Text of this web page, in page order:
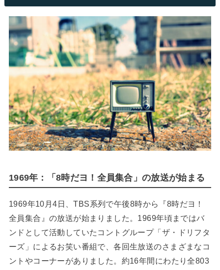
1969年：「8時だヨ！全員集合」の放送が始まる
1969年10月4日、TBS系列で午後8時から『8時だヨ！
全員集合』の放送が始まりました。1969年頃まではバ
ンドとして活動していたコントグループ「ザ・ドリフタ
ーズ」によるお笑い番組で、各回生放送のさまざまなコ
ントやコーナーがありました。約16年間にわたり全803